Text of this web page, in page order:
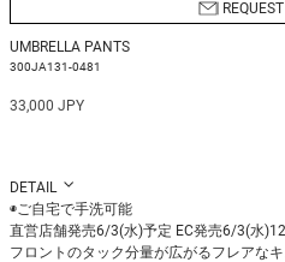
UMBRELLA PANTS
300JA131-0481
33,000 JPY
DETAIL
◉ご自宅で手洗可能
直営店舗発売6/3(水)予定 EC発売6/3(水
フロントのタック分量が広がるフレアな